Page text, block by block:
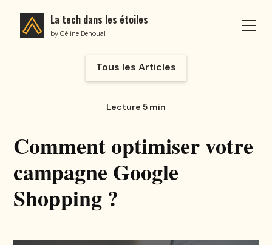
La tech dans les étoiles
La tech dans les étoiles
by Céline Denoual
Tous les Articles
Tous les Articles
Lecture 5 min
Comment optimiser votre
campagne Google
Shopping ?